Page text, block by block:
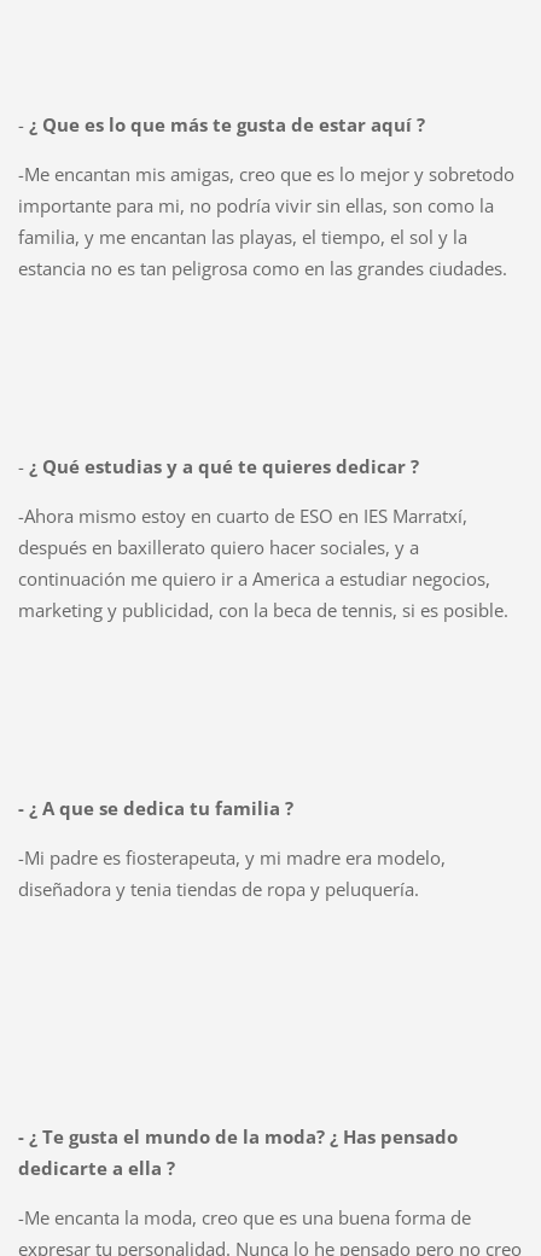
-¿ Que es lo que más te gusta de estar aquí ?
-Me encantan mis amigas, creo que es lo mejor y sobretodo
importante para mi, no podría vivir sin ellas, son como la
familia, y me encantan las playas, el tiempo, el sol y la
estancia no es tan peligrosa como en las grandes ciudades.
-¿ Qué estudias y a qué te quieres dedicar ?
-Ahora mismo estoy en cuarto de ESO en IES Marratxí,
después en baxillerato quiero hacer sociales, y a
continuación me quiero ir a America a estudiar negocios,
marketing y publicidad, con la beca de tennis, si es posible.
- ¿ A que se dedica tu familia ?
-Mi padre es fiosterapeuta, y mi madre era modelo,
diseñadora y tenia tiendas de ropa y peluquería.
- ¿ Te gusta el mundo de la moda? ¿ Has pensado
dedicarte a ella ?
-Me encanta la moda, creo que es una buena forma de
expresar tu personalidad. Nunca lo he pensado pero no creo